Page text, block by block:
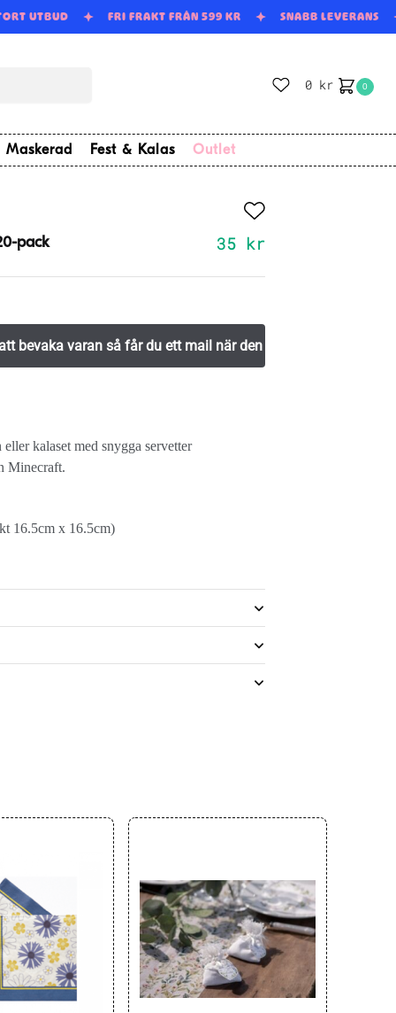
UTBUD FRI FRAKT FRÅN 599 KR SNABB LEVERANS
0 kr 0
Maskerad Fest & Kalas Outlet
pack 35 kr
eller kalaset med snygga servetter
Minecraft.
16.5cm x 16.5cm)